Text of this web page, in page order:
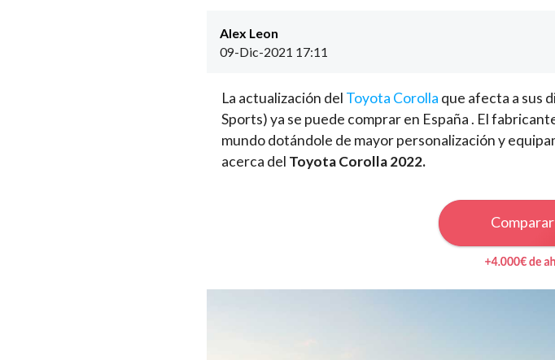
Alex Leon
09-Dic-2021 17:11
La actualización del Toyota Corolla que afecta a sus
Sports) ya se puede comprar en España . El
mundo dotándole de mayor personalización y
acerca del Toyota Corolla 2022.